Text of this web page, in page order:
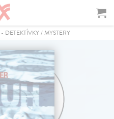
- DETEKTÍVKY / MYSTERY